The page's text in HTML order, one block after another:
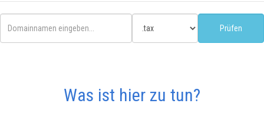
Was ist hier zu tun?